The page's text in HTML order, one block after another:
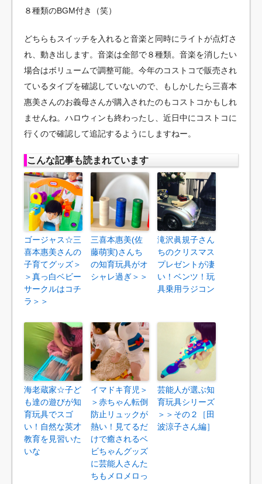
８種類のBGM付き（笑）
どちらもスイッチを入れると音楽と同時にライトが点灯さ
れ、動き出します。音楽は全部で８種類。音楽を消したい
場合はボリュームで調整可能。今年のコストコで販売され
ているタイプを確認していないので、もしかしたら三喜本
惠美さんのお義母さんが購入されたのもコストコかもしれ
ませんね。ハロウィンも終わったし、近日中にコストコに
行くので確認して追記するようにしますねー。
こんな記事も読まれています
ゴージャス☆三
喜本惠美さんの
子育てグッズ＞
＞真っ白ベビー
サークルはコチ
ラ＞＞
三喜本惠美(佐
藤萌実)さんち
の知育玩具がオ
シャレ過ぎ＞＞
滝沢眞規子さん
ちのクリスマス
プレゼントが凄
い！ベンツ！玩
具乗用ラジコン
海老蔵家☆子ど
も達の遊びが知
育玩具でスゴ
い！自然な英才
教育を見習いた
いな
イマドキ育児＞
＞赤ちゃん転倒
防止リュックが
熱い！見てるだ
けで癒されるベ
ビちゃんグッズ
に芸能人さんた
ちもメロメロっ
芸能人が選ぶ知
育玩具シリーズ
＞＞その２［田
波涼子さん編］